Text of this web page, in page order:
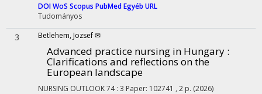
DOIWoS Scopus PubMedEgyéb URL
Tudományos
3 Betlehem, Jozsef ✉
Advanced practice nursing in Hungary :
Clarifications and reflections on the
European landscape
NURSING OUTLOOK74: 3 Paper: 102741 , 2 p. (2026)